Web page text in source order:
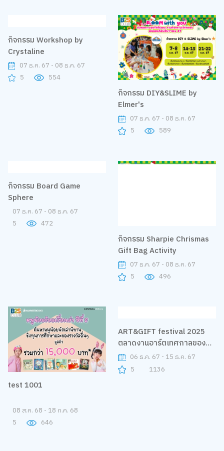
กิจกรรม Workshop by
Crystaline
07 ธ.ค. 67 - 08 ธ.ค. 67
5
554
กิจกรรม DIY&SLIME by
Elmer's
07 ธ.ค. 67 - 08 ธ.ค. 67
5
589
กิจกรรม Sharpie Chrismas
Gift Bag Activity
07 ธ.ค. 67 - 08 ธ.ค. 67
5
496
test 1001
08 ส.ค. 68 - 18 ก.ค. 68
5
646